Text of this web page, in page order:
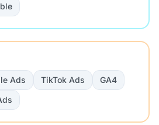
Ads TikTok Ads
GA4